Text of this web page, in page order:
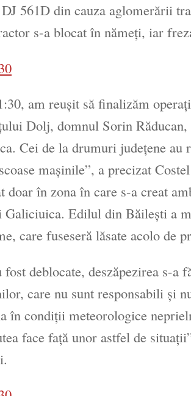
561D din cauza aglomerării
s-a blocat în nămeţi, iar
am reuşit să finalizăm
Dolj, domnul Sorin
Cei de la drumuri judeţene au
maşinile”, a precizat
doar în zona în care s-a creat
Edilul din Băileşti a
care fuseseră lăsate acolo de
deblocate, deszăpezirea s-a
care nu sunt responsabili şi
în condiţii meteorologice
face faţă unor astfel de